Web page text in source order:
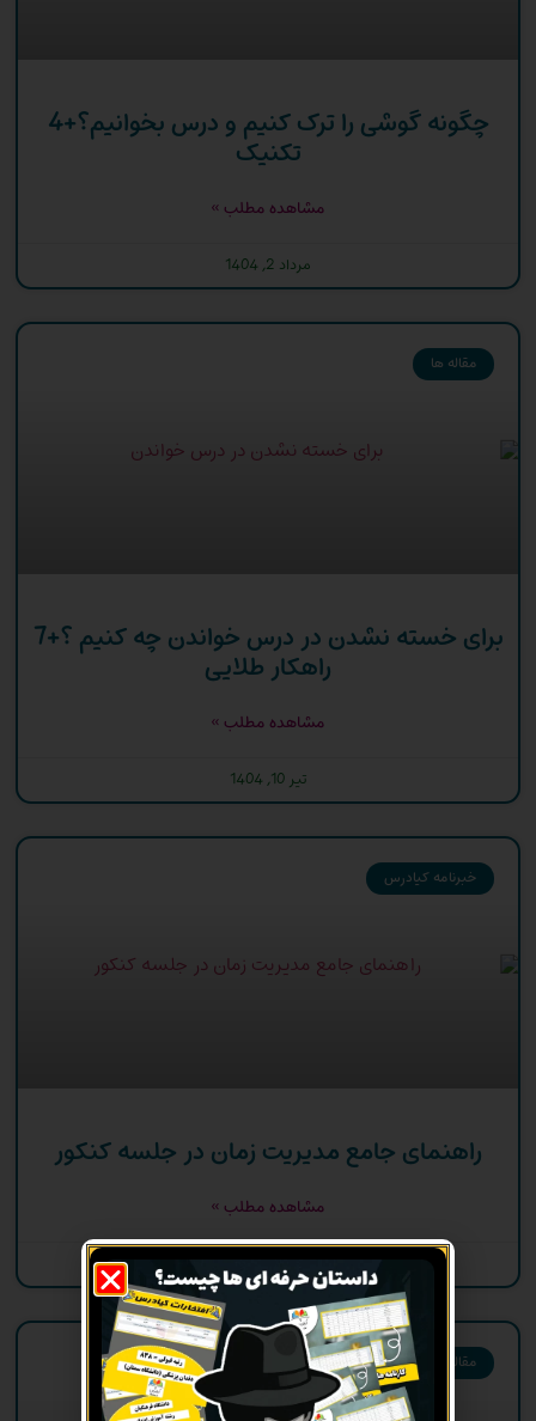
چگونه گوشی را ترک کنیم و درس بخوانیم؟+4
تکنیک
مشاهده مطلب »
مرداد 2, 1404
مقاله ها
برای خسته نشدن در درس خواندن چه کنیم ؟+7
راهکار طلایی
مشاهده مطلب »
تیر 10, 1404
خبرنامه کیادرس
راهنمای جامع مدیریت زمان در جلسه کنکور
مشاهده مطلب »
اردیبهشت 2, 1404
مقاله ها